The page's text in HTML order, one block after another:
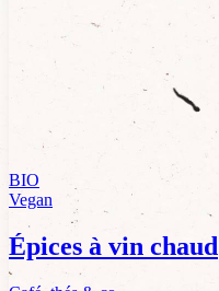
BIO
Vegan
Épices à vin chaud